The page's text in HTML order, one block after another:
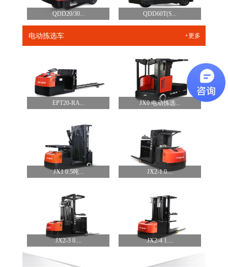
QDD20/30... QDD60T(S...
电动拣选车 +更多
EPT20-RA... JX0 电动拣选...
JX1 0.5吨... JX2-1 0....
JX2-3 0.... JX2-4 1....